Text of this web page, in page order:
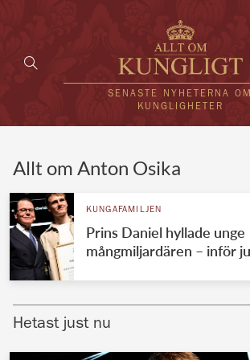
SENASTE NYHETERNA OM
KUNGLIGHETER
UTLÄNDSKT
VÄRLDENS
Brittiska kungahuset
Allt om Anton Osika
KUNGAFAMILJEN
Prins Daniel hyllade unge
mångmiljardären – inför
Hetast just nu